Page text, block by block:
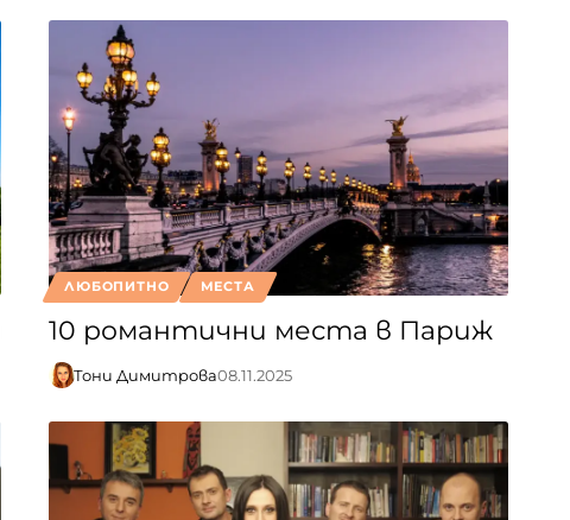
ЛЮБОПИТНО МЕСТА
10 романтични места в Париж
Тони Димитрова08.11.2025